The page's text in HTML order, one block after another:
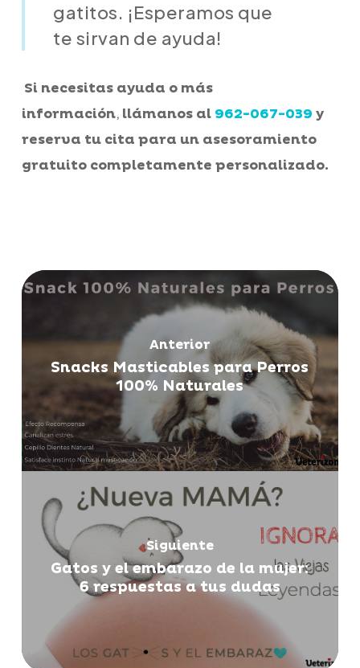
gatitos. ¡Esperamos que
te sirvan de ayuda!
Si necesitas ayuda o más
información, llámanos al 962-067-039 y
reserva tu cita para un asesoramiento
gratuito completamente personalizado.
Anterior
Snacks Masticables para Perros
100% Naturales
Siguiente
Gatos y el embarazo de la mujer:
6 respuestas a tus dudas